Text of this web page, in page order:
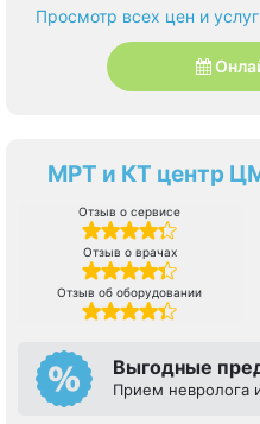
Просмотр всех цен и услуг
МРТ и КТ центр
Отзыв о сервисе
Отзыв о врачах
Отзыв об оборудовании
Выгодные
Прием невролога